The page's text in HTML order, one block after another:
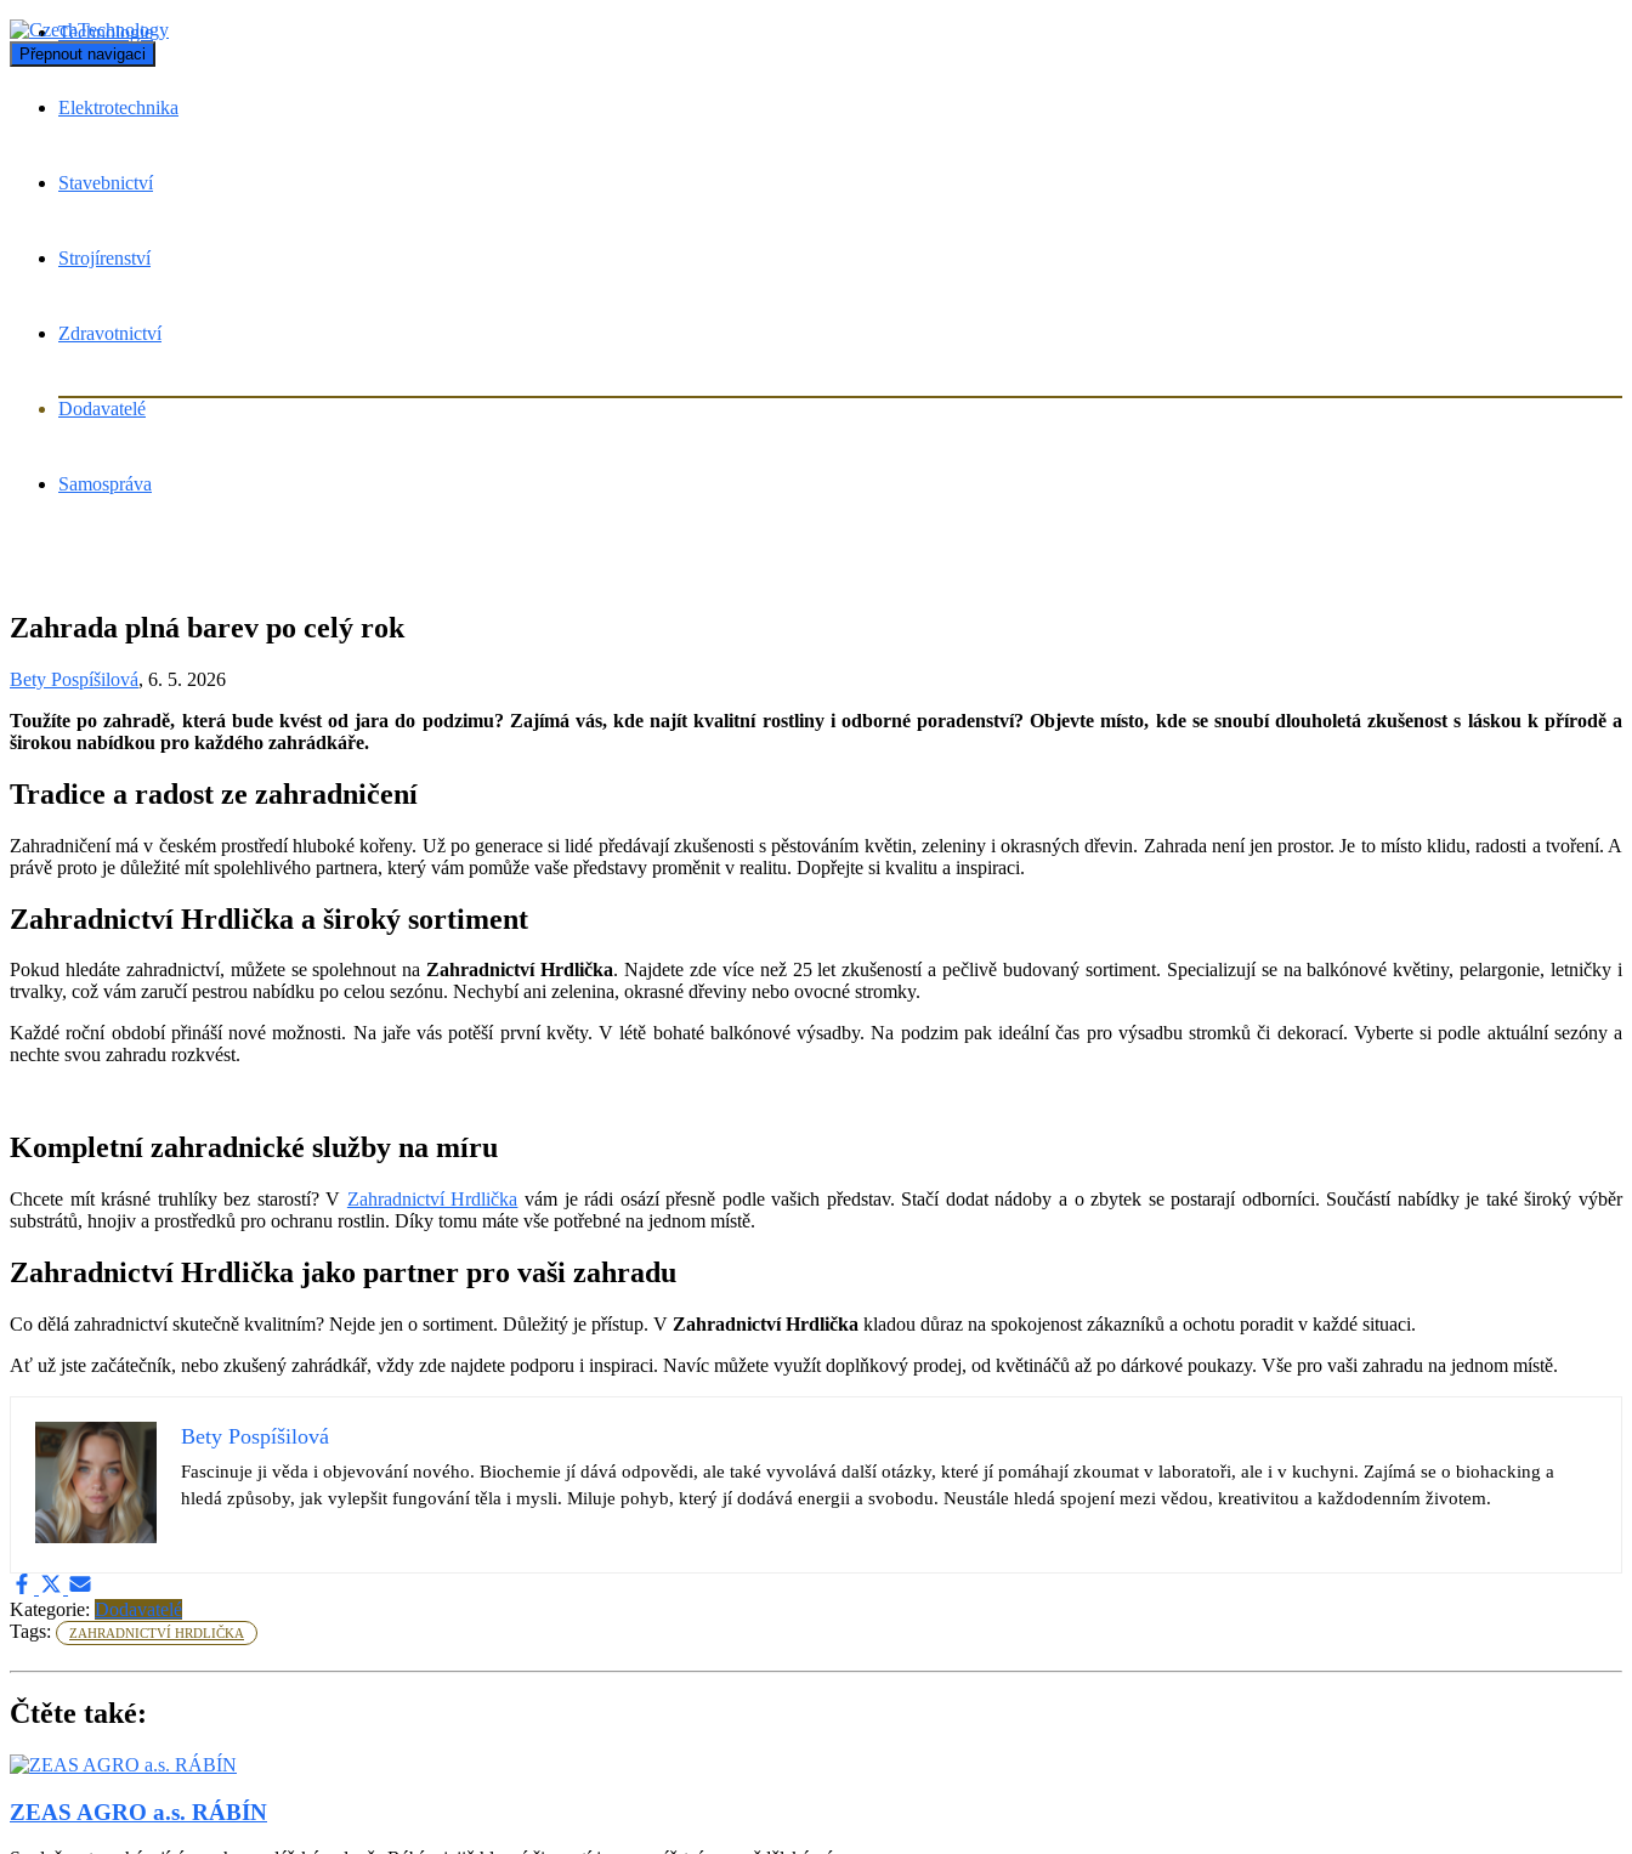
Přepnout navigaci
Technologie
Elektrotechnika
Stavebnictví
Strojírenství
Zdravotnictví
Dodavatelé
Samospráva
Zahrada plná barev po celý rok
Bety Pospíšilová, 6. 5. 2026
Toužíte po zahradě, která bude kvést od jara do podzimu? Zajímá vás, kde najít kvalitní rostliny i odborné poradenství? Objevte místo, kde se snoubí dlouholetá zkušenost s láskou k přírodě a
širokou nabídkou pro každého zahrádkáře.
Tradice a radost ze zahradničení
Zahradničení má v českém prostředí hluboké kořeny. Už po generace si lidé předávají zkušenosti s pěstováním květin, zeleniny i okrasných dřevin. Zahrada není jen prostor. Je to místo klidu, radosti a tvoření. A
právě proto je důležité mít spolehlivého partnera, který vám pomůže vaše představy proměnit v realitu. Dopřejte si kvalitu a inspiraci.
Zahradnictví Hrdlička a široký sortiment
Pokud hledáte zahradnictví, můžete se spolehnout naZahradnictví Hrdlička. Najdete zde více než 25 let zkušeností a pečlivě budovaný sortiment. Specializují se na balkónové květiny, pelargonie, letničky i
trvalky, což vám zaručí pestrou nabídku po celou sezónu. Nechybí ani zelenina, okrasné dřeviny nebo ovocné stromky.
Každé roční období přináší nové možnosti. Na jaře vás potěší první květy. V létě bohaté balkónové výsadby. Na podzim pak ideální čas pro výsadbu stromků či dekorací. Vyberte si podle aktuální sezóny a
nechte svou zahradu rozkvést.
Kompletní zahradnické služby na míru
Chcete mít krásné truhlíky bez starostí? V Zahradnictví Hrdlička vám je rádi osází přesně podle vašich představ. Stačí dodat nádoby a o zbytek se postarají odborníci. Součástí nabídky je také široký výběr
substrátů, hnojiv a prostředků pro ochranu rostlin. Díky tomu máte vše potřebné na jednom místě.
Zahradnictví Hrdlička jako partner pro vaši zahradu
Co dělá zahradnictví skutečně kvalitním? Nejde jen o sortiment. Důležitý je přístup. V Zahradnictví Hrdlička kladou důraz na spokojenost zákazníků a ochotu poradit v každé situaci.
Ať už jste začátečník, nebo zkušený zahrádkář, vždy zde najdete podporu i inspiraci. Navíc můžete využít doplňkový prodej, od květináčů až po dárkové poukazy. Vše pro vaši zahradu na jednom místě.
Bety Pospíšilová
Fascinuje ji věda i objevování nového. Biochemie jí dává odpovědi, ale také vyvolává další otázky, které jí pomáhají zkoumat v laboratoři, ale i v kuchyni. Zajímá se o biohacking a
hledá způsoby, jak vylepšit fungování těla i mysli. Miluje pohyb, který jí dodává energii a svobodu. Neustále hledá spojení mezi vědou, kreativitou a každodenním životem.
Kategorie: Dodavatelé
Tags:
ZAHRADNICTVÍ HRDLIČKA
Čtěte také:
ZEAS AGRO a.s. RÁBÍN